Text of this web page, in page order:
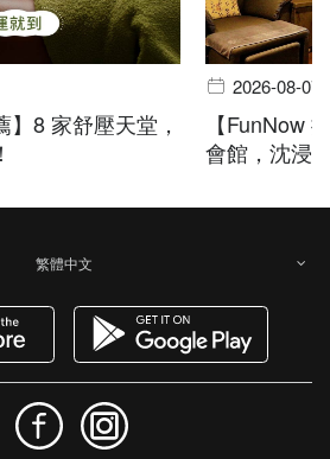
】8 家舒壓天堂，
2026-08-07
【FunNow
會館，沈浸
繁體中文